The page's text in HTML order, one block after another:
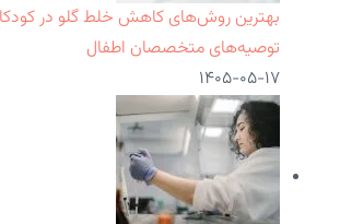
بهترین روش‌های کاهش خلط گلو در
توصیه‌های متخصصان اطفال
۱۴۰۵-۰۵-۱۷